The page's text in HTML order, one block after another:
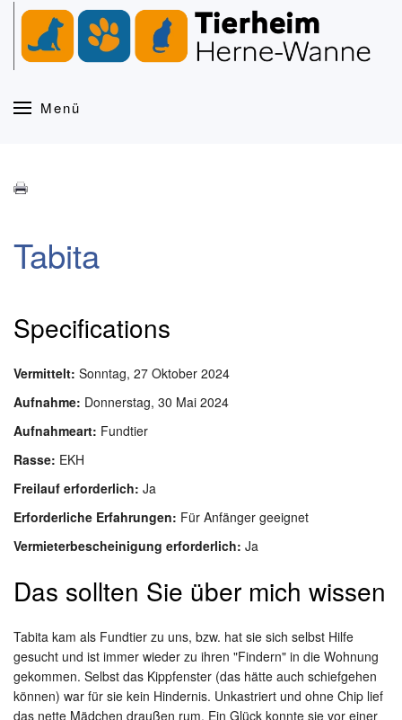
Zum Hauptinhalt springen
Menü
Tabita
Specifications
Vermittelt: Sonntag, 27 Oktober 2024
Aufnahme: Donnerstag, 30 Mai 2024
Aufnahmeart: Fundtier
Rasse: EKH
Freilauf erforderlich: Ja
Erforderliche Erfahrungen: Für Anfänger geeignet
Vermieterbescheinigung erforderlich: Ja
Das sollten Sie über mich wissen
Tabita kam als Fundtier zu uns, bzw. hat sie sich selbst Hilfe
gesucht und ist immer wieder zu ihren "Findern" in die Wohnung
gekommen. Selbst das Kippfenster (das hätte auch schiefgehen
können) war für sie kein Hindernis. Unkastriert und ohne Chip lief
das nette Mädchen draußen rum. Ein Glück konnte sie vor einer